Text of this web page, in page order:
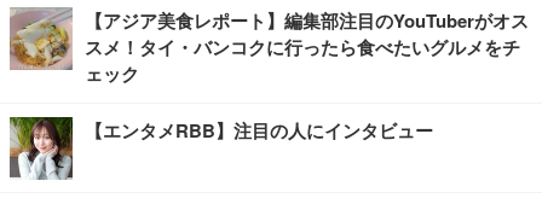
【アジア美食レポート】編集部注目のYouTuberがオス
スメ！タイ・バンコクに行ったら食べたいグルメをチ
ェック
【エンタメRBB】注目の人にインタビュー